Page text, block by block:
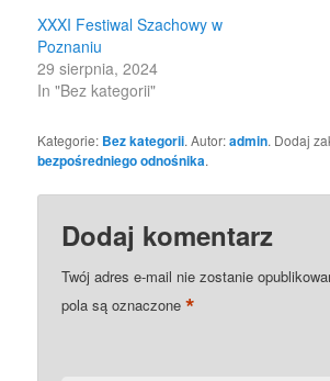
XXXI Festiwal Szachowy w
Poznaniu
29 sierpnia, 2024
In "Bez kategorii"
Kategorie: Bez kategorii. Autor:admin. Dodaj
bezpośredniego odnośnika.
Dodaj komentarz
Twój adres e-mail nie zostanie
pola są oznaczone*